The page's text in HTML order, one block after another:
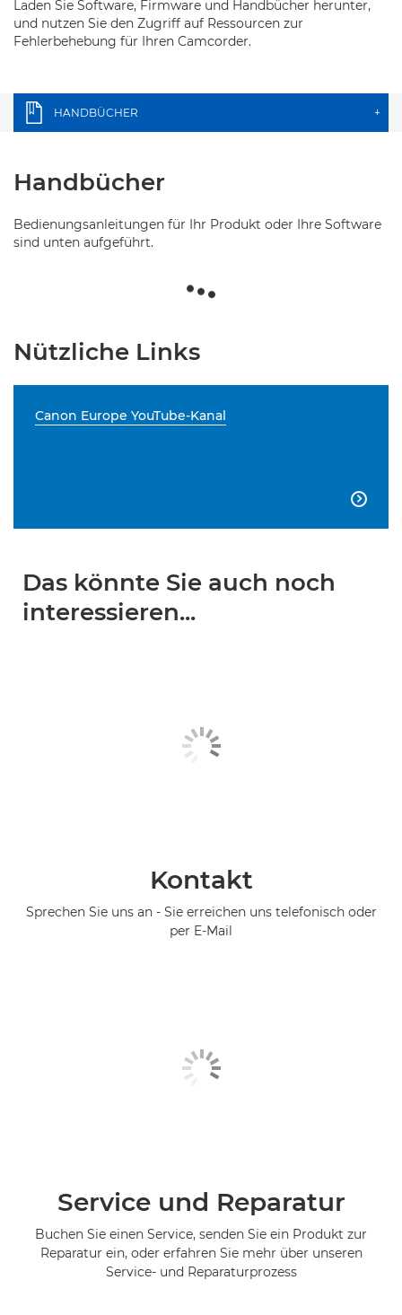
Laden Sie Software, Firmware und Handbücher herunter,
und nutzen Sie den Zugriff auf Ressourcen zur
Fehlerbehebung für Ihren Camcorder.
HANDBÜCHER +
Handbücher
Bedienungsanleitungen für Ihr Produkt oder Ihre Software
sind unten aufgeführt.
Nützliche Links
Canon Europe YouTube-Kanal

Das könnte Sie auch noch
interessieren...
Kontakt
Sprechen Sie uns an - Sie erreichen uns telefonisch oder
per E-Mail
Service und Reparatur
Buchen Sie einen Service, senden Sie ein Produkt zur
Reparatur ein, oder erfahren Sie mehr über unseren
Service- und Reparaturprozess